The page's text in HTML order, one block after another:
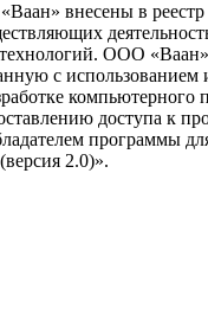
внесены в реестр
ООО «Ваан»
с
компьютерного
доступа к
программы
2.0)».